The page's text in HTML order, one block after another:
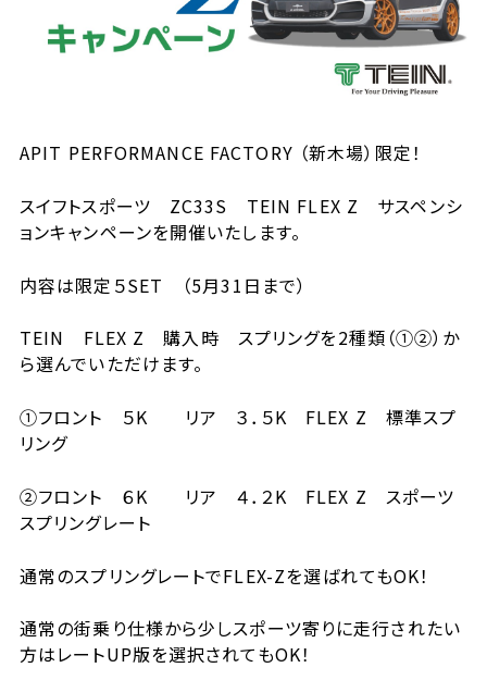
APIT PERFORMANCE FACTORY （新木場）限定！
スイフトスポーツ ZC33S TEIN FLEX Z サスペンシ
ョンキャンペーンを開催いたします。
内容は限定５SET （5月31日まで）
TEIN FLEX Z 購入時 スプリングを2種類（①②）か
ら選んでいただけます。
①フロント ５K リア ３．５K FLEX Z 標準スプ
リング
②フロント ６K リア ４．２K FLEX Z スポーツ
スプリングレート
通常のスプリングレートでFLEX-Zを選ばれてもOK！
通常の街乗り仕様から少しスポーツ寄りに走行されたい
方はレートUP版を選択されてもOK！